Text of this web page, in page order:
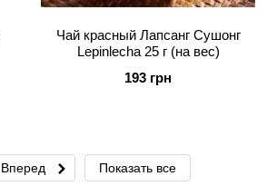
Чай красный Лапсанг Сушонг
Lepinlecha 25 г (на вес)
193 грн
Вперед Показать все